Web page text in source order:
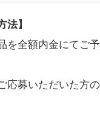
法】
を全額内金にてご
応募いただいた方